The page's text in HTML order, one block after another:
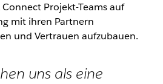
Projekt-Teams auf
mit ihren Partnern
und Vertrauen aufzubauen.
uns als eine